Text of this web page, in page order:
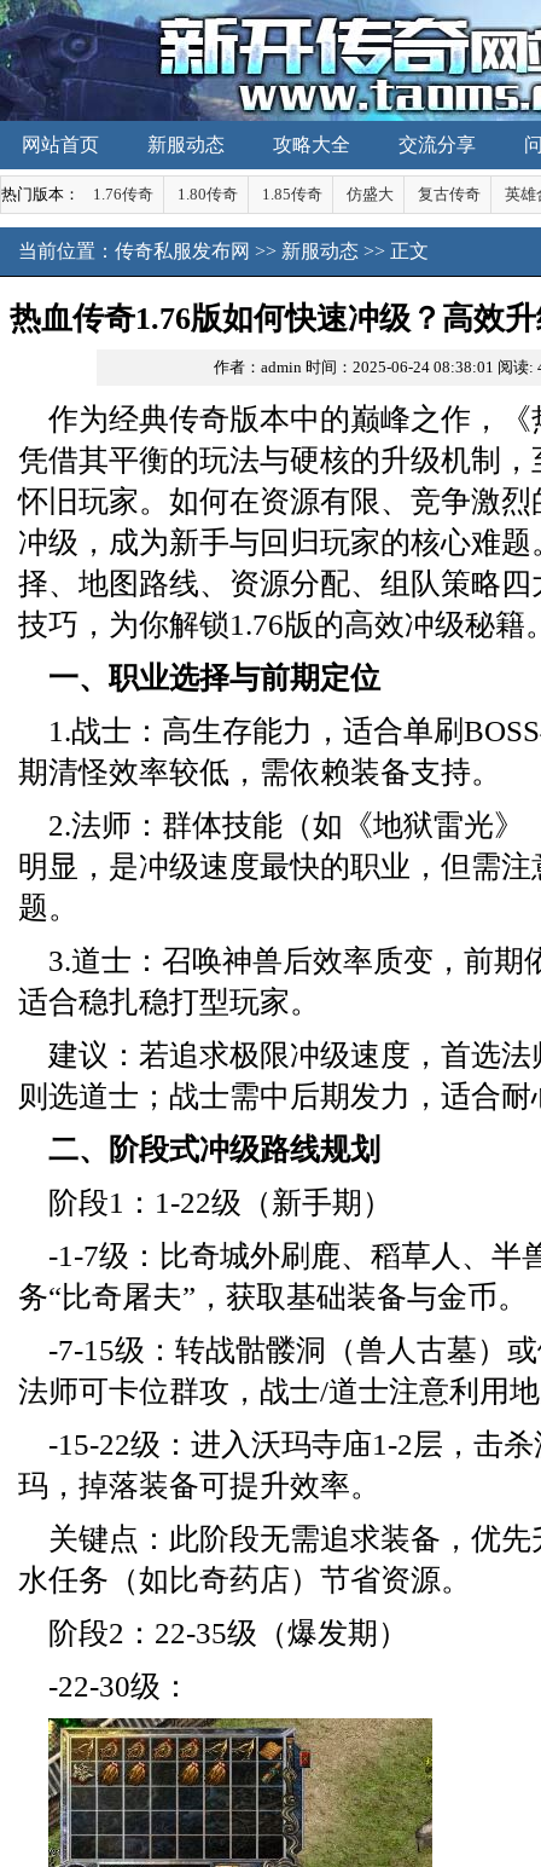
网站首页 新服动态 攻略大全 交流分享
热门版本： 1.76传奇 1.80传奇 1.85传奇 仿盛大 复古传奇 英雄
当前位置： 传奇私服发布网 >> 新服动态 >> 正文
热血传奇1.76版如何快速冲级？高效
作者：admin 时间：2025-06-24 08:38:01 阅读:
作为经典传奇版本中的巅峰之作，《
凭借其平衡的玩法与硬核的升级机制
怀旧玩家。如何在资源有限、竞争激
冲级，成为新手与回归玩家的核心难
择、地图路线、资源分配、组队策略
技巧，为你解锁1.76版的高效冲级秘籍
一、职业选择与前期定位
1.战士：高生存能力，适合单刷
期清怪效率较低，需依赖装备支持。
2.法师：群体技能（如《地狱雷光》
明显，是冲级速度最快的职业，但需
题。
3.道士：召唤神兽后效率质变，前期
适合稳扎稳打型玩家。
建议：若追求极限冲级速度，首选
则选道士；战士需中后期发力，适合耐
二、阶段式冲级路线规划
阶段1：1-22级（新手期）
-1-7级：比奇城外刷鹿、稻草人、半
务“比奇屠夫”，获取基础装备与金币。
-7-15级：转战骷髅洞（兽人古墓）
法师可卡位群攻，战士/道士注意利用
-15-22级：进入沃玛寺庙1-2层，击
玛，掉落装备可提升效率。
关键点：此阶段无需追求装备，优
水任务（如比奇药店）节省资源。
阶段2：22-35级（爆发期）
-22-30级：